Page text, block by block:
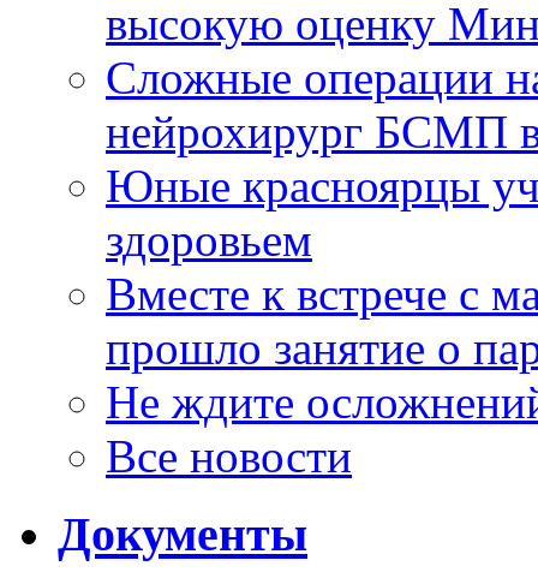
высокую оценку
Сложные операции
нейрохирург БСМП
Юные красноярцы
здоровьем
Вместе к встрече с
прошло занятие о
Не ждите
Все новости
Документы